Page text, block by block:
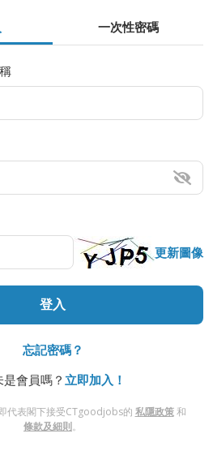
一次性密碼
更新圖像
登入
忘記密碼？
是會員嗎？ 立即加入！
代表閣下接受CTgoodjobs的 私隱政策和
條款及細則。